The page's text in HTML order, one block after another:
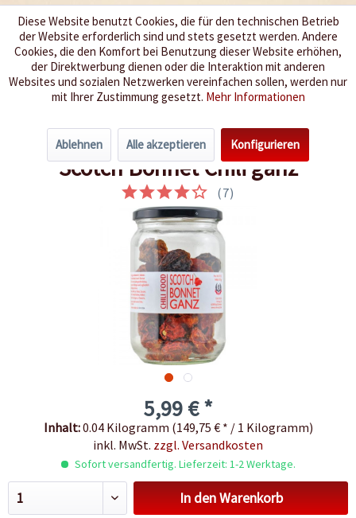
Wir würzen Ihr Leben
Menü
Übersicht Getrocknete Chilis
Scotch Bonnet Chili ganz
(7)
5,99 € *
Inhalt:0.04 Kilogramm (149,75 € * / 1 Kilogramm)
inkl. MwSt. zzgl. Versandkosten
Sofort versandfertig. Lieferzeit: 1-2 Werktage.
In denWarenkorb
Diese Website benutzt Cookies, die für den technischen Betrieb
der Website erforderlich sind und stets gesetzt werden. Andere
Cookies, die den Komfort bei Benutzung dieser Website erhöhen,
der Direktwerbung dienen oder die Interaktion mit anderen
Websites und sozialen Netzwerken vereinfachen sollen, werden nur
mit Ihrer Zustimmung gesetzt. Mehr Informationen
Ablehnen Alle akzeptieren Konfigurieren